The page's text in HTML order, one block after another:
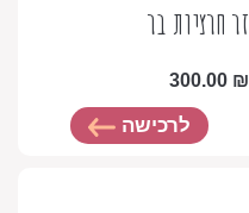
זר חרציות בר
300.00 ₪
לרכישה